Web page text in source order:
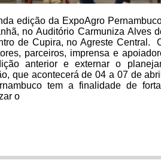
edição da ExpoAgro
no Auditório Carmuniza Alves
de Cupira, no Agreste Central.
parceiros, imprensa e
anterior e externar o
que acontecerá de 04 a 07 de
tem a finalidade de
o